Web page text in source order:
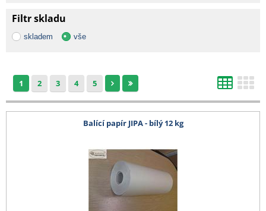
Filtr skladu
skladem vše
1 2 3 4 5
Balící papír JIPA - bílý 12 kg